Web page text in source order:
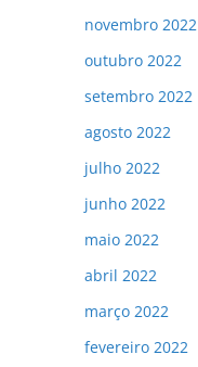
novembro 2022
outubro 2022
setembro 2022
agosto 2022
julho 2022
junho 2022
maio 2022
abril 2022
março 2022
fevereiro 2022